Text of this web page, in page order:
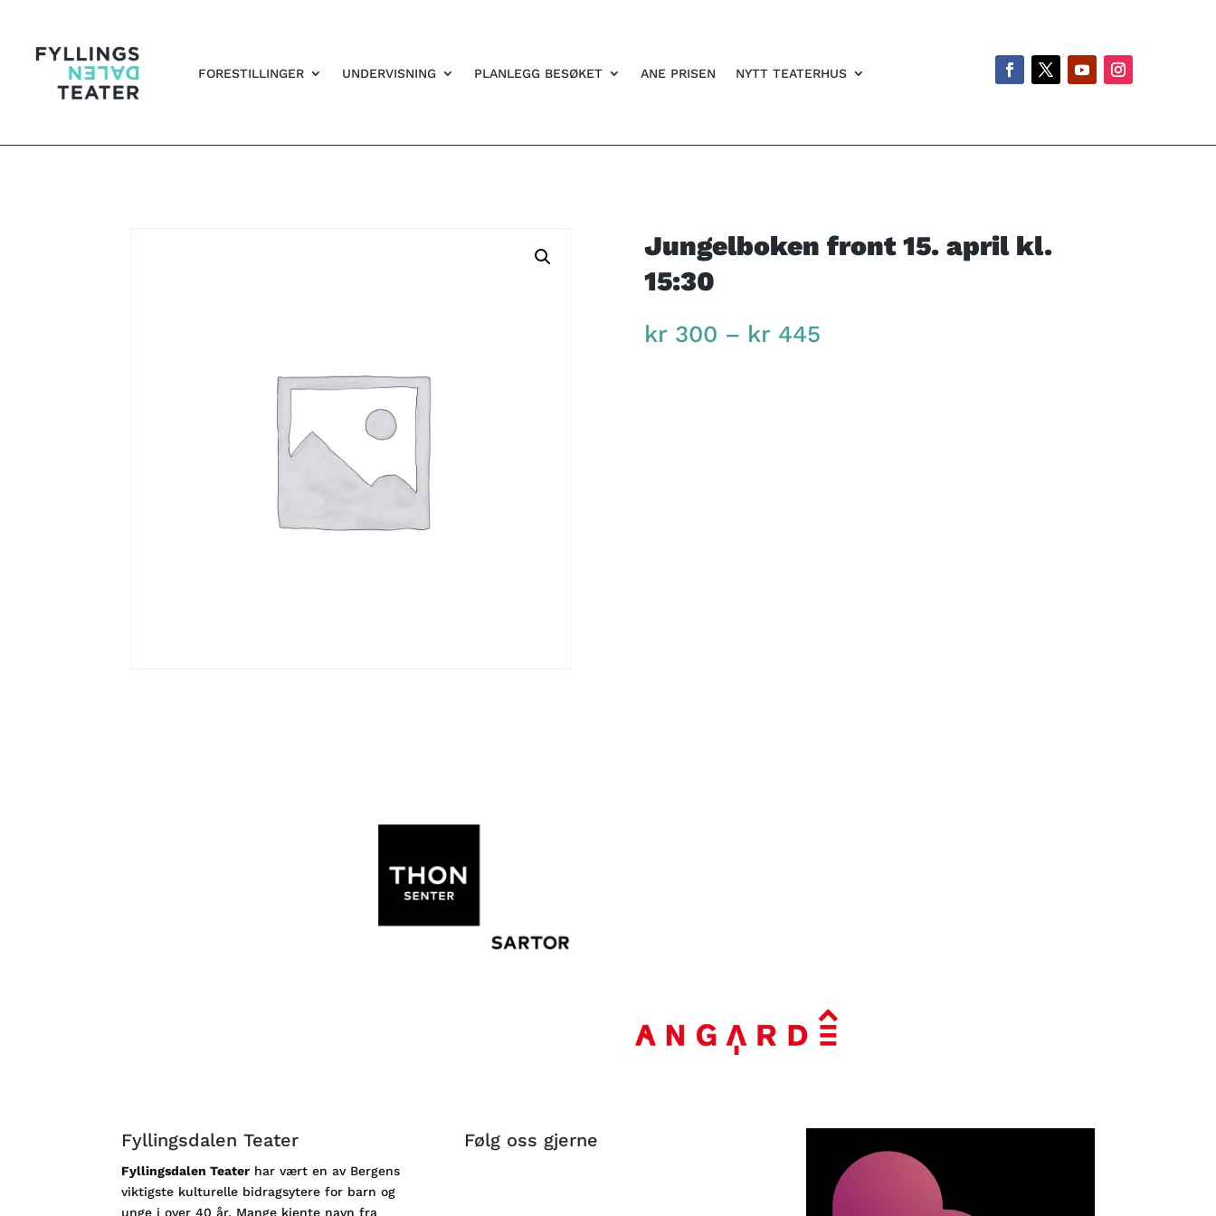
FORESTILLINGER UNDERVISNING PLANLEGG BESØKET ANE PRISEN NYTT TEATERHUS
Jungelboken front 15. april kl.
15:30
kr300 – kr445Price
Fyllingsdalen Teater
Fyllingsdalen Teater har vært en av Bergens
viktigste kulturelle bidragsytere for barn og
unge i over 40 år. Mange kjente navn fra
Følg oss gjerne